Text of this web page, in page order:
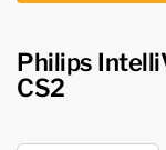
Philips
CS2